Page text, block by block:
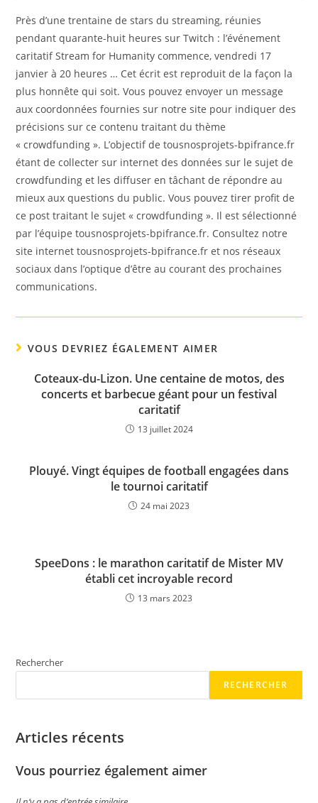
Près d’une trentaine de stars du streaming, réunies
pendant quarante-huit heures sur Twitch : l’événement
caritatif Stream for Humanity commence, vendredi 17
janvier à 20 heures … Cet écrit est reproduit de la façon la
plus honnête qui soit. Vous pouvez envoyer un message
aux coordonnées fournies sur notre site pour indiquer des
précisions sur ce contenu traitant du thème
« crowdfunding ». L’objectif de tousnosprojets-bpifrance.fr
étant de collecter sur internet des données sur le sujet de
crowdfunding et les diffuser en tâchant de répondre au
mieux aux questions du public. Vous pouvez tirer profit de
ce post traitant le sujet « crowdfunding ». Il est sélectionné
par l’équipe tousnosprojets-bpifrance.fr. Consultez notre
site internet tousnosprojets-bpifrance.fr et nos réseaux
sociaux dans l’optique d’être au courant des prochaines
communications.
VOUS DEVRIEZ ÉGALEMENT AIMER
Coteaux-du-Lizon. Une centaine de motos, des
concerts et barbecue géant pour un festival
caritatif
13 juillet 2024
Plouyé. Vingt équipes de football engagées dans
le tournoi caritatif
24 mai 2023
SpeeDons : le marathon caritatif de Mister MV
établi cet incroyable record
13 mars 2023
Rechercher
RECHERCHER
Articles récents
Vous pourriez également aimer